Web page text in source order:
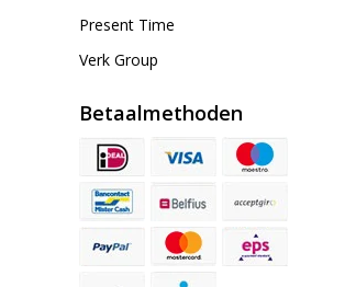
Present Time
Verk Group
Betaalmethoden